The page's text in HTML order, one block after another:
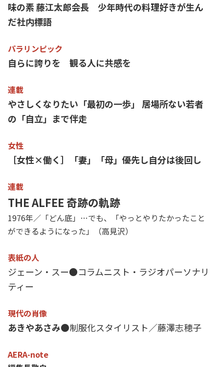
味の素 藤江太郎会長 少年時代の料理好きが生ん
だ社内標語
パラリンピック
自らに誇りを 観る人に共感を
連載
やさしくなりたい「最初の一歩」 居場所ない若者
の「自立」まで伴走
女性
［女性×働く］「妻」「母」優先し自分は後回し
連載
THE ALFEE 奇跡の軌跡
1976年／「どん底」…でも、「やっとやりたかったこと
ができるようになった」（高見沢）
表紙の人
ジェーン・スー●コラムニスト・ラジオパーソナリ
ティー
現代の肖像
あきやあさみ●制服化スタイリスト／藤澤志穂子
AERA-note